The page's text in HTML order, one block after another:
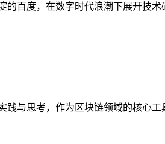
百度，在数字时代浪潮下展开技
与思考，作为区块链领域的核心